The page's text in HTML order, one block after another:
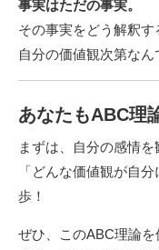
事実はただの事実。
その事実をどう解釈す
自分の価値観次第なん
あなたもABC理
まずは、自分の感情を
「どんな価値観が自
歩！
ぜひ、このABC理論を